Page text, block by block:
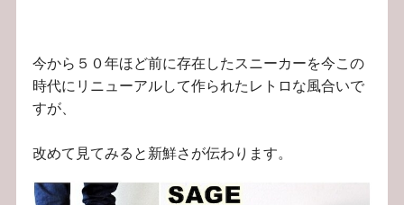
今から５０年ほど前に存在したスニーカーを今この
時代にリニューアルして作られたレトロな風合いで
すが、
改めて見てみると新鮮さが伝わります。